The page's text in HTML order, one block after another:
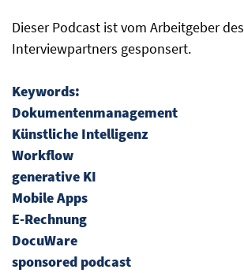
Dieser Podcast ist vom Arbeitgeber des
Interviewpartners gesponsert.
Keywords:
Dokumentenmanagement
Künstliche Intelligenz
Workflow
generative KI
Mobile Apps
E-Rechnung
DocuWare
sponsored podcast